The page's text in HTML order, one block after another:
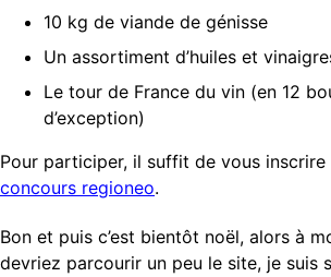
10 kg de viande de génisse
Un assortiment d’huiles et
Le tour de France du vin (en 12
d’exception)
Pour participer, il suffit de vous inscrire
concours regioneo.
Bon et puis c’est bientôt noël, alors à
devriez parcourir un peu le site, je suis